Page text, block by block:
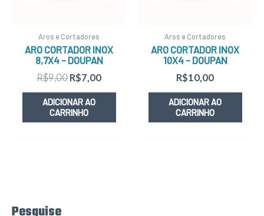
Pesquise
P
Aros e Cortadores
ARO CORTADOR INOX
8,7X4 – DOUPAN
R$9,00 R$7,00
ADICIONAR AO
CARRINHO
Aros e Cortadores
ARO CORTADOR INOX
10X4 – DOUPAN
R$10,00
ADICIONAR AO
CARRINHO